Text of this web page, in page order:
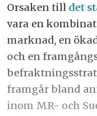
Orsaken till det
vara en
marknad, en
och en
framgår bland
inom MR- och